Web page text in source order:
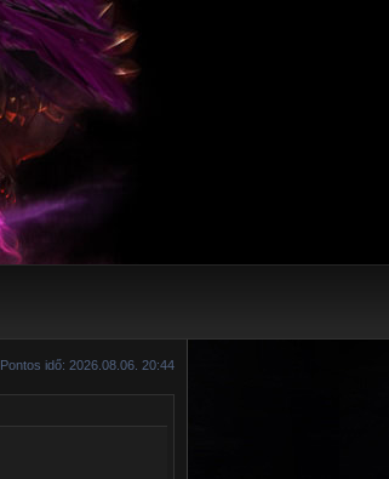
Pontos idő: 2026.08.06. 20:44